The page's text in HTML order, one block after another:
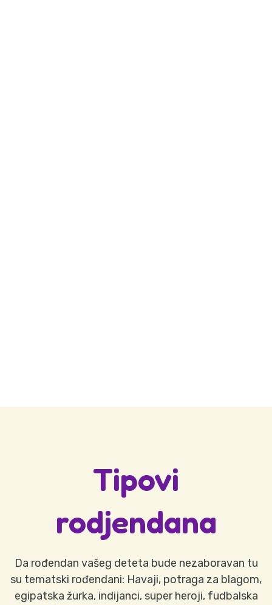
Tipovi
rodjendana
Da rođendan vašeg deteta bude nezaboravan tu
su tematski rođendani: Havaji, potraga za blagom,
egipatska žurka, indijanci, super heroji, fudbalska